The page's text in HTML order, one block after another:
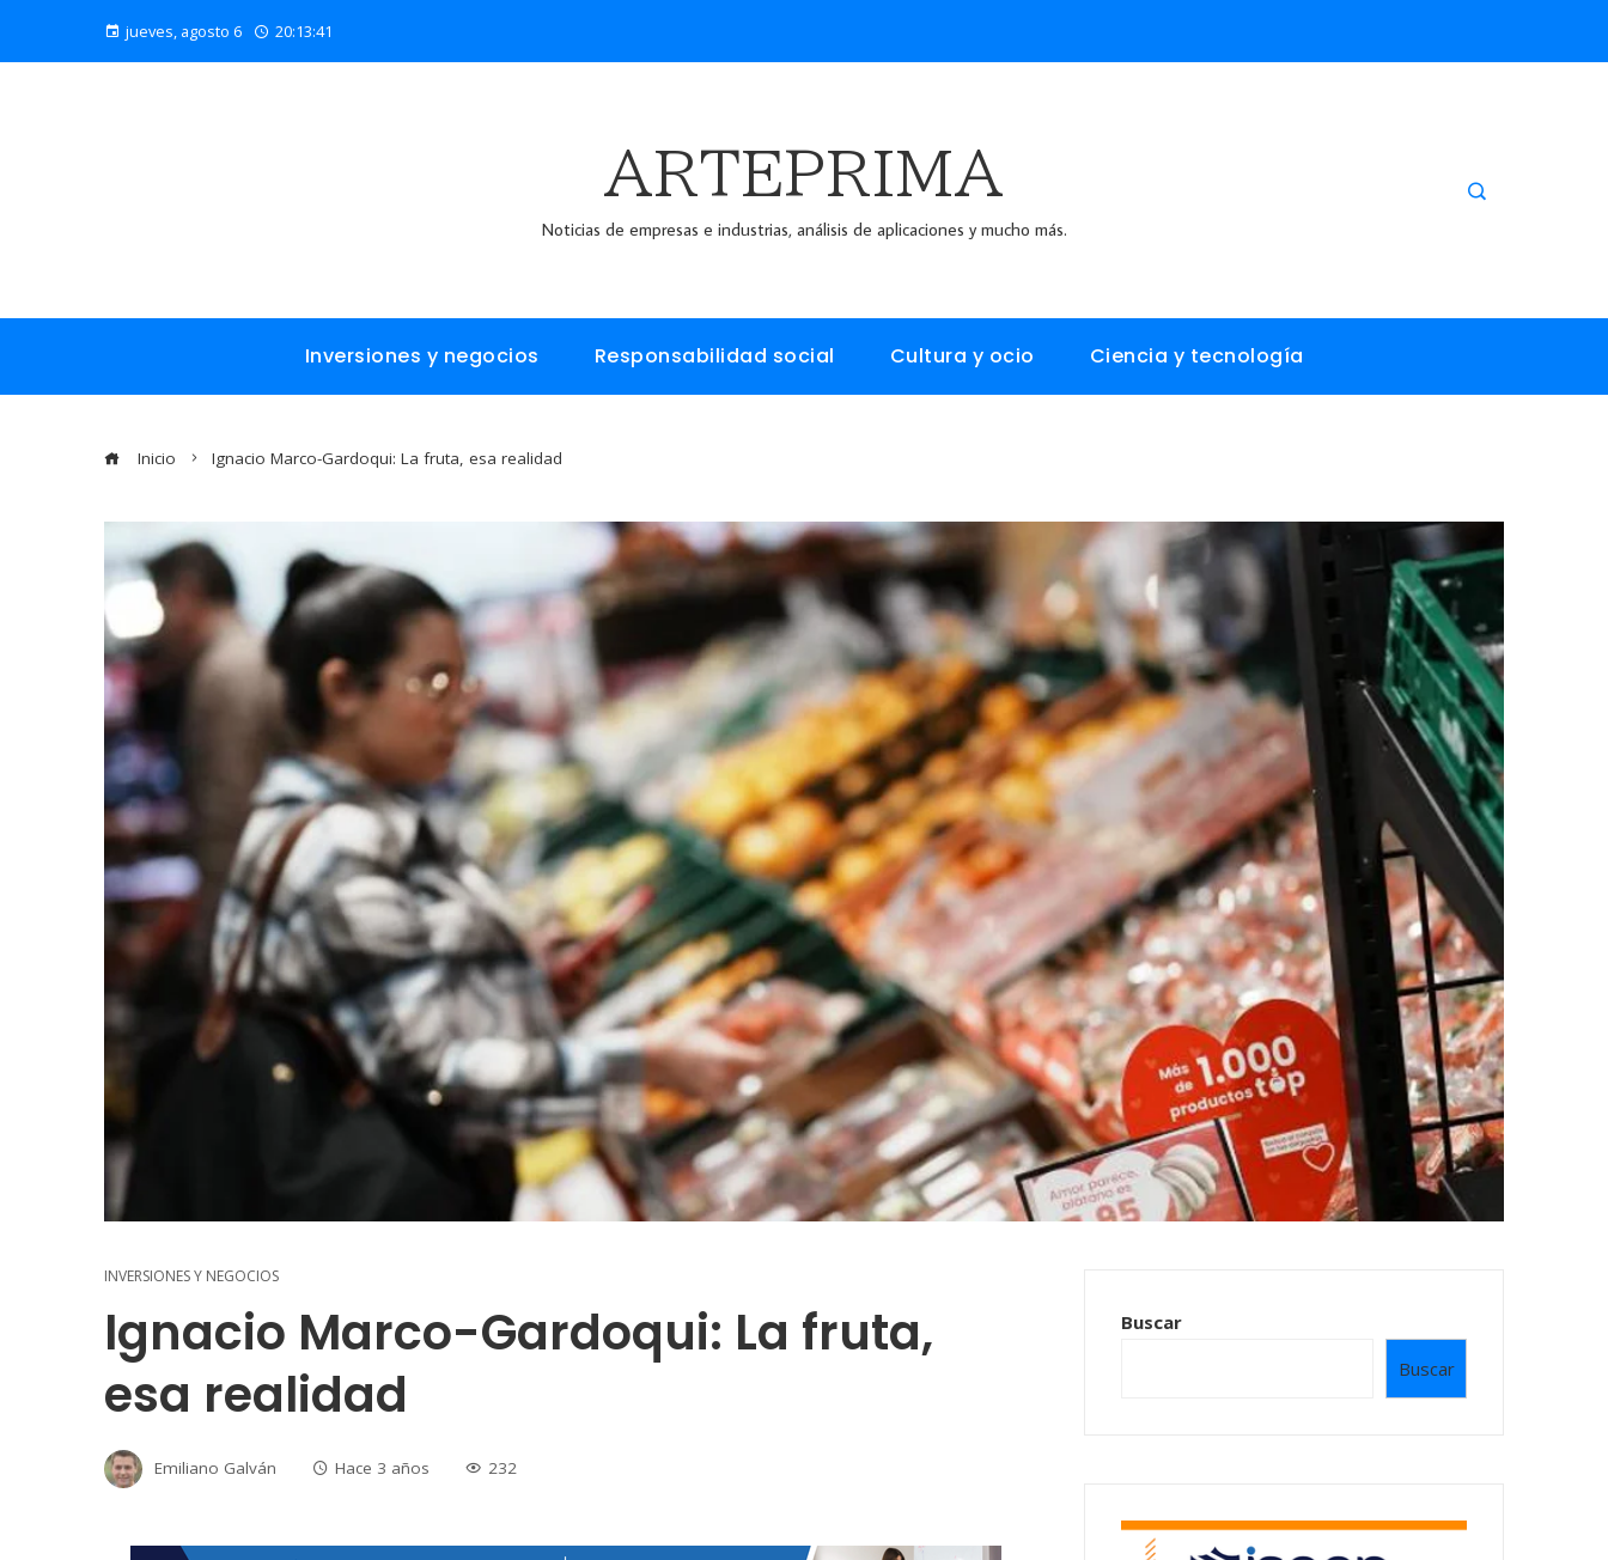
jueves, agosto 6 20:13:43
ARTEPRIMA
Noticias de empresas e industrias, análisis de aplicaciones y mucho más.
Inversiones y negocios Responsabilidad social Cultura y ocio Ciencia y tecnología
Inicio Ignacio Marco-Gardoqui: La fruta, esa realidad
INVERSIONES Y NEGOCIOS
Ignacio Marco-Gardoqui: La fruta,
esa realidad
Emiliano Galván Hace 3 años 232
Buscar
Buscar